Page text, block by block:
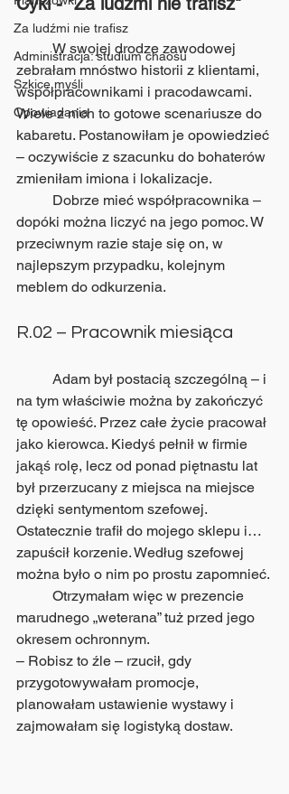
Za ludźmi nie trafisz
Administracja: studium chaosu
Szkice myśli
Opowiadania
	W swojej drodze zawodowej
zebrałam mnóstwo historii z klientami,
współpracownikami i pracodawcami.
Wiele z nich to gotowe scenariusze do
kabaretu. Postanowiłam je opowiedzieć
– oczywiście z szacunku do bohaterów
zmieniłam imiona i lokalizacje.
dopóki można liczyć na jego pomoc. W
przeciwnym razie staje się on, w
najlepszym przypadku, kolejnym
meblem do odkurzenia.
R.02 – Pracownik miesiąca
na tym właściwie można by zakończyć
tę opowieść. Przez całe życie pracował
jako kierowca. Kiedyś pełnił w firmie
jakąś rolę, lecz od ponad piętnastu lat
był przerzucany z miejsca na miejsce
dzięki sentymentom szefowej.
Ostatecznie trafił do mojego sklepu i…
zapuścił korzenie. Według szefowej
można było o nim po prostu zapomnieć.
marudnego „weterana” tuż przed jego
okresem ochronnym.
– Robisz to źle – rzucił, gdy
przygotowywałam promocje,
planowałam ustawienie wystawy i
zajmowałam się logistyką dostaw.